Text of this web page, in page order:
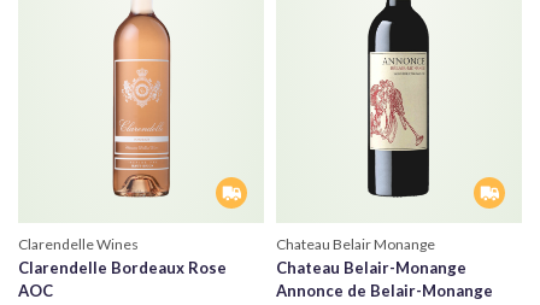
Clarendelle Wines
Clarendelle Bordeaux Rose
AOC
Chateau Belair Monange
Chateau Belair-Monange
Annonce de Belair-Monange